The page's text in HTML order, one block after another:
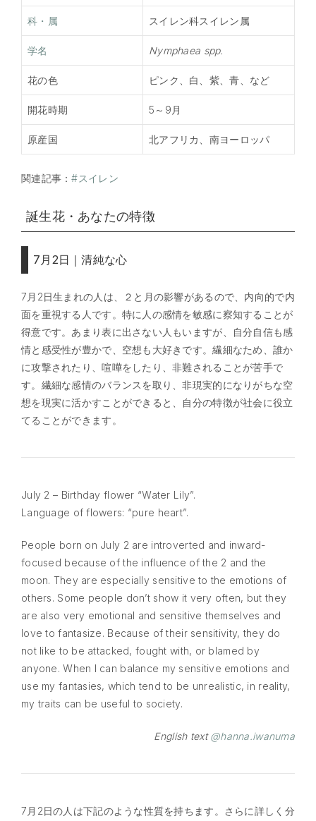
科・属 スイレン科スイレン属
学名 Nymphaea spp.
花の色 ピンク、白、紫、青、など
開花時期 5～9月
原産国 北アフリカ、南ヨーロッパ
関連記事：#スイレン
誕生花・あなたの特徴
7月2日｜清純な心
7月2日生まれの人は、２と月の影響があるので、内向的で内
面を重視する人です。特に人の感情を敏感に察知することが
得意です。あまり表に出さない人もいますが、自分自信も感
情と感受性が豊かで、空想も大好きです。繊細なため、誰か
に攻撃されたり、喧嘩をしたり、非難されることが苦手で
す。繊細な感情のバランスを取り、非現実的になりがちな空
想を現実に活かすことができると、自分の特徴が社会に役立
てることができます。
July 2 – Birthday flower “Water Lily”.
Language of flowers: “pure heart”.
People born on July 2 are introverted and inward-
focused because of the influence of the 2 and the
moon. They are especially sensitive to the emotions of
others. Some people don’t show it very often, but they
are also very emotional and sensitive themselves and
love to fantasize. Because of their sensitivity, they do
not like to be attacked, fought with, or blamed by
anyone. When I can balance my sensitive emotions and
use my fantasies, which tend to be unrealistic, in reality,
my traits can be useful to society.
English text@hanna.iwanuma
7月2日の人は下記のような性質を持ちます。さらに詳しく分